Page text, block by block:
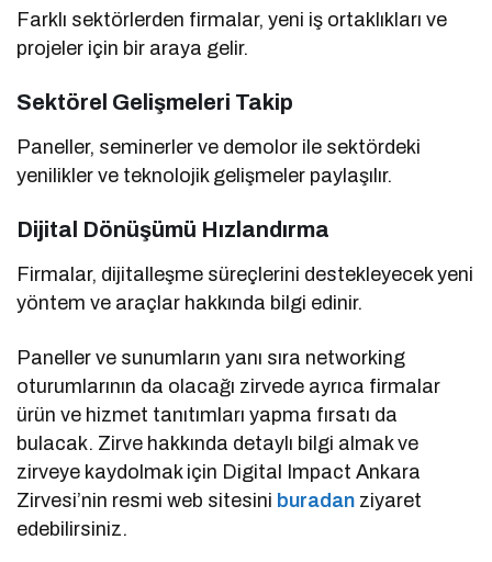
Farklı sektörlerden firmalar, yeni iş ortaklıkları ve
projeler için bir araya gelir.
Sektörel Gelişmeleri Takip
Paneller, seminerler ve demolor ile sektördeki
yenilikler ve teknolojik gelişmeler paylaşılır.
Dijital Dönüşümü Hızlandırma
Firmalar, dijitalleşme süreçlerini destekleyecek yeni
yöntem ve araçlar hakkında bilgi edinir.
Paneller ve sunumların yanı sıra networking
oturumlarının da olacağı zirvede ayrıca firmalar
ürün ve hizmet tanıtımları yapma fırsatı da
bulacak. Zirve hakkında detaylı bilgi almak ve
zirveye kaydolmak için Digital Impact Ankara
Zirvesi’nin resmi web sitesini buradan ziyaret
edebilirsiniz.